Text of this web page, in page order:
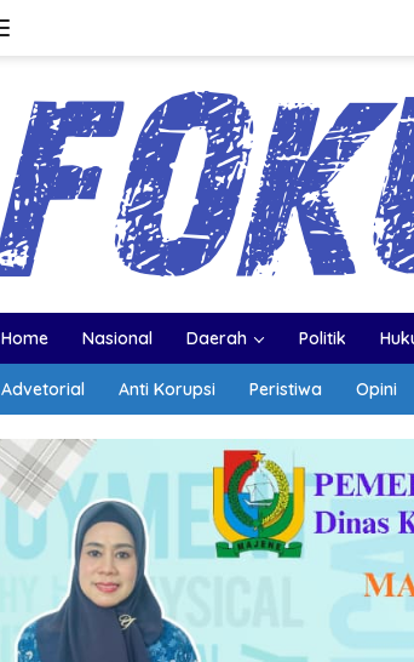
Home Nasional Daerah Politik
Advetorial Anti Korupsi Peristiwa Opini